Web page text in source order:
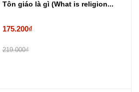
Tôn giáo là gì (What is religion...
175.200₫
219.000₫